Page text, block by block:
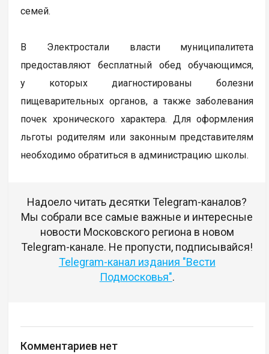
семей.
В Электростали власти муниципалитета
предоставляют бесплатный обед обучающимся,
у которых диагностированы болезни
пищеварительных органов, а также заболевания
почек хронического характера. Для оформления
льготы родителям или законным представителям
необходимо обратиться в администрацию школы.
Надоело читать десятки Telegram-каналов?
Мы собрали все самые важные и интересные
новости Московского региона в новом
Telegram-канале. Не пропусти, подписывайся!
Telegram-канал издания "Вести
Подмосковья".
Комментариев нет